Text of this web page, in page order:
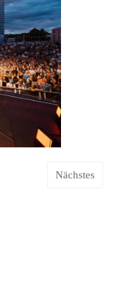
Nächstes